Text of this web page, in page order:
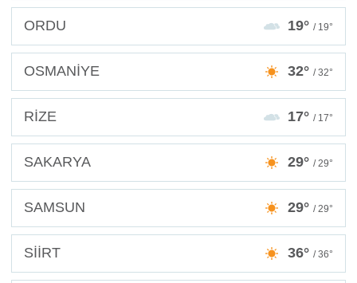
ORDU 19° / 19°
OSMANİYE 32° / 32°
RİZE 17° / 17°
SAKARYA 29° / 29°
SAMSUN 29° / 29°
SİİRT 36° / 36°